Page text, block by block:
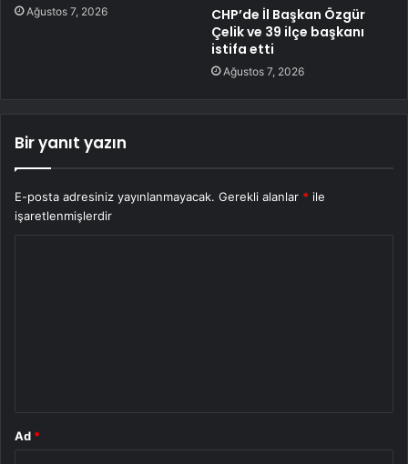
Ağustos 7, 2026
CHP’de İl Başkan Özgür
Çelik ve 39 ilçe başkanı
istifa etti
Ağustos 7, 2026
Bir yanıt yazın
E-posta adresiniz yayınlanmayacak. Gerekli alanlar * ile
işaretlenmişlerdir
Ad *